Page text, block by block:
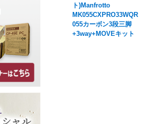
ト)Manfrotto
MK055CXPRO33WQR
055カーボン3段三脚
+3way+MOVEキット